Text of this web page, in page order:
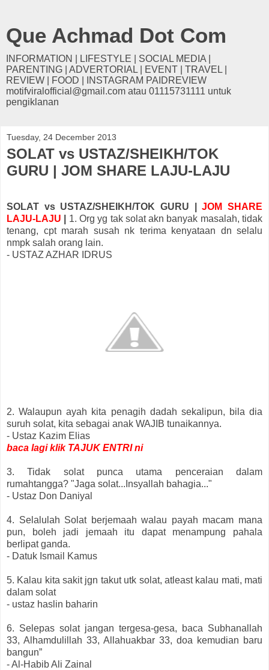
Que Achmad Dot Com
INFORMATION | LIFESTYLE | SOCIAL MEDIA |
PARENTING | ADVERTORIAL | EVENT | TRAVEL |
REVIEW | FOOD | INSTAGRAM PAIDREVIEW
motifviralofficial@gmail.com atau 01115731111 untuk
pengiklanan
Tuesday, 24 December 2013
SOLAT vs USTAZ/SHEIKH/TOK
GURU | JOM SHARE LAJU-LAJU
SOLAT vs USTAZ/SHEIKH/TOK GURU |JOM SHARE
LAJU-LAJU
1. Org yg tak solat akn banyak masalah, tidak
tenang, cpt marah susah nk terima kenyataan dn selalu
nmpk salah orang lain.
- USTAZ AZHAR IDRUS
2. Walaupun ayah kita penagih dadah sekalipun, bila dia
suruh solat, kita sebagai anak WAJIB tunaikannya.
- Ustaz Kazim Elias
baca lagi klik TAJUK ENTRI ni
3. Tidak solat punca utama penceraian dalam
rumahtangga? "Jaga solat...Insyallah bahagia..."
- Ustaz Don Daniyal
4. Selalulah Solat berjemaah walau payah macam mana
pun, boleh jadi jemaah itu dapat menampung pahala
berlipat ganda.
- Datuk Ismail Kamus
5. Kalau kita sakit jgn takut utk solat, atleast kalau mati, mati
dalam solat
- ustaz haslin baharin
6. Selepas solat jangan tergesa-gesa, baca Subhanallah
33, Alhamdulillah 33, Allahuakbar 33, doa kemudian baru
bangun”
- Al-Habib Ali Zainal